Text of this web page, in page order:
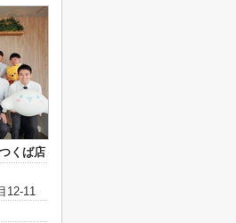
くば店
12-11